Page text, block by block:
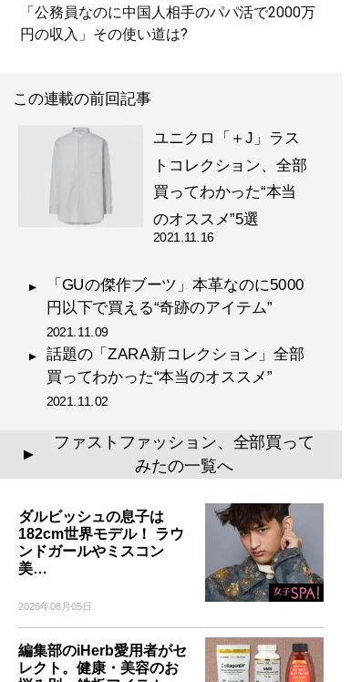
「公務員なのに中国人相手のパパ活で2000万
円の収入」その使い道は?
この連載の前回記事
ユニクロ「＋J」ラス
トコレクション、全部
買ってわかった“本当
のオススメ”5選
2021.11.16
「GUの傑作ブーツ」本革なのに5000
円以下で買える“奇跡のアイテム”
2021.11.09
話題の「ZARA新コレクション」全部
買ってわかった“本当のオススメ”
2021.11.02
▲
ファストファッション、全部買って
みたの一覧へ
ダルビッシュの息子は
182cm世界モデル！ ラウ
ンドガールやミスコン
美…
2026年08月05日
編集部のiHerb愛用者がセ
レクト。健康・美容のお